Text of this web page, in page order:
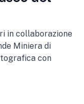
in collaborazione
Miniera di
con